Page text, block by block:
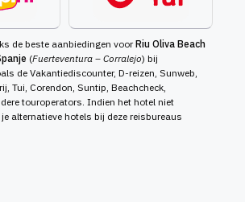
de beste aanbiedingen voorRiu Oliva Beach
(Fuerteventura – Corralejo) bij
de Vakantiediscounter, D-reizen, Sunweb,
Tui, Corendon, Suntip, Beachcheck,
touroperators. Indien het hotel niet
alternatieve hotels bij deze reisbureaus